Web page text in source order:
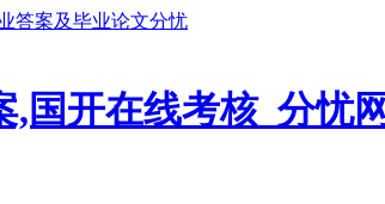
答案及毕业论文分忧